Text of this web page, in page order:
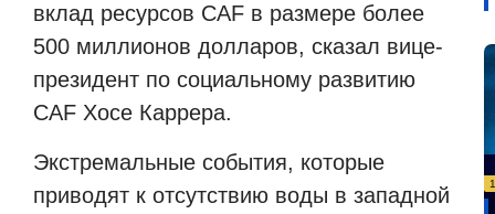
вклад ресурсов CAF в размере более
500 миллионов долларов, сказал вице-
президент по социальному развитию
CAF Хосе Каррера.
Экстремальные события, которые
приводят к отсутствию воды в западной